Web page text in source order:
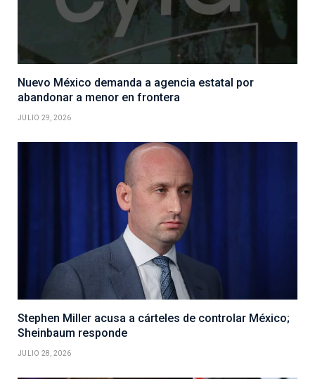
Nuevo México demanda a agencia estatal por
abandonar a menor en frontera
JULIO 29, 2026
Stephen Miller acusa a cárteles de controlar México;
Sheinbaum responde
JULIO 28, 2026